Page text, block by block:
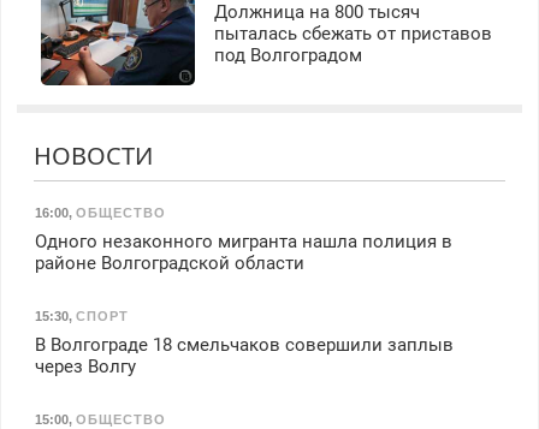
Должница на 800 тысяч
пыталась сбежать от приставов
под Волгоградом
НОВОСТИ
16:00, ОБЩЕСТВО
Одного незаконного мигранта нашла полиция в
районе Волгоградской области
15:30, СПОРТ
В Волгограде 18 смельчаков совершили заплыв
через Волгу
15:00, ОБЩЕСТВО